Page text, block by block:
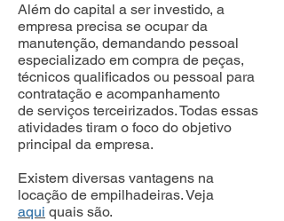
Além do capital a ser investido, a
empresa precisa se ocupar da
manutenção, demandando pessoal
especializado em compra de peças,
técnicos qualificados ou pessoal para
contratação e acompanhamento
de serviços terceirizados. Todas essas
atividades tiram o foco do objetivo
principal da empresa.
Existem diversas vantagens na
locação de empilhadeiras. Veja
aqui quais são.